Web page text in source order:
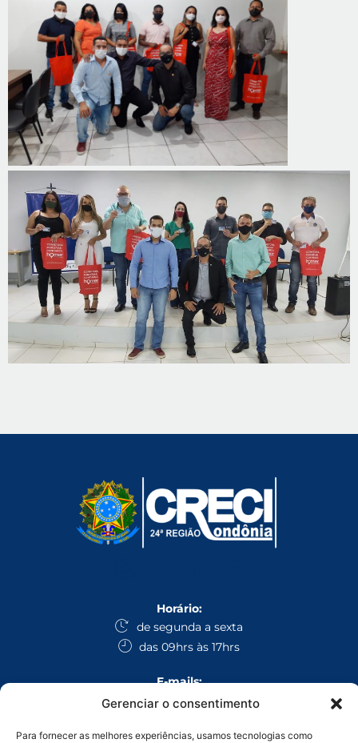
Gerenciar o consentimento
Para fornecer as melhores experiências, usamos tecnologias como
Horário:
de segunda a sexta
das 09hrs às 17hrs
E-mails:
secretaria@creciro.gov.br